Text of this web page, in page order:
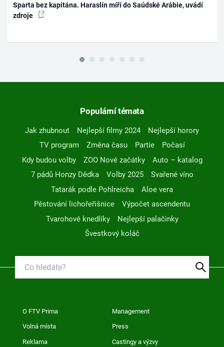
Sparta bez kapitána. Haraslín míří do Saúdské Arábie, uvádí
zdroje
Populární témata
Jak zhubnout Nejlepší filmy 2024
Nejlepší horory
TV program
Změna času Partie
Počasí
Kdy budou volby
ZOO Nové začátky
Auto – katalog
7 pádů Honzy Dědka
Volby 2025
Svařené víno
Tatarák podle Pohlreicha
Aloe vera
Pěstování lichořeřišnice
Výpočet ascendentu
Tvarohové knedlíky
Nejlepší palačinky
Švestkový koláč
O FTV Prima Management
Volná místa Press
Reklama Castingy a výzvy